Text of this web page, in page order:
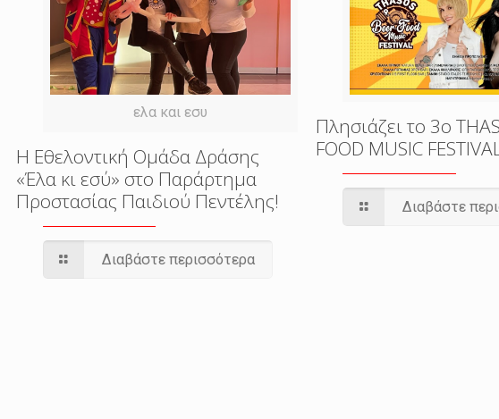
ελα και εσυ
Η Εθελοντική Ομάδα Δράσης
«Έλα κι εσύ» στο Παράρτημα
Προστασίας Παιδιού Πεντέλης!
Διαβάστε περισσότερα
Πλησιάζει το 3o
FOOD MUSIC
Διαβάστε